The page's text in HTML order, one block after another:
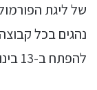
להפתח ב-13 בינואר במקסיקו סיטי.